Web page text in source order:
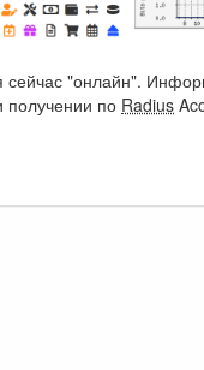
"онлайн".
по Radius